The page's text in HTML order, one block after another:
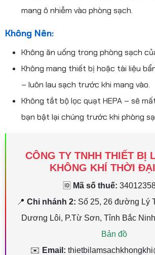
mang ô nhiễm vào phòng sạch.
Không Nên:
Không ăn uống trong phòng sạch
Không mang thiết bị hoặc tài liệu
– luôn lau sạch trước khi mang vào.
Không tắt bộ lọc quạt HEPA – sẽ
bạn bật lại chúng trước khi phòng
CÔNG TY TNHH THIẾT BỊ
KHÔNG KHÍ THỜI
🆔 Mã số thuế:
📍 Chi nhánh 2: Số 25, 26 đường Lý
Dương Lôi, P.Từ Sơn, Tỉnh Bắc
Bản đồ
✉️ Email: